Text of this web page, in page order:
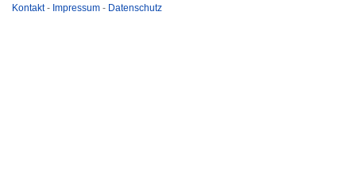
Kontakt- Impressum - Datenschutz